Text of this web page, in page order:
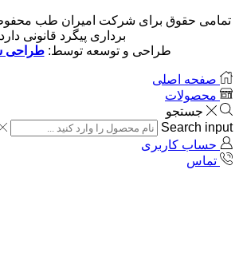
تمامی حقوق برای شرکت امیران طب
برداری پیگرد قانونی
طراحی و توسعه توسط:طراحی
صفحه اصلی
محصولات
جستجو
Search input
حساب کاربری
تماس